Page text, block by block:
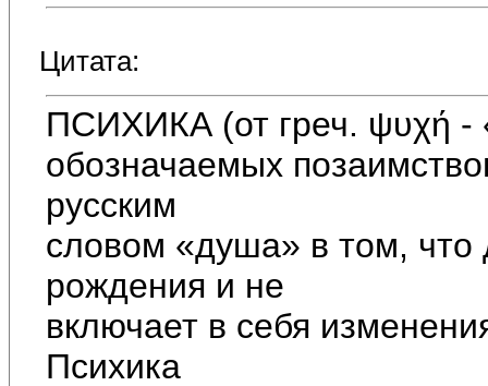
Цитата:
ПСИХИКА (от греч. ψυχή -
обозначаемых
русским
словом «душа» в том, что
рождения и не
включает в себя
Психика